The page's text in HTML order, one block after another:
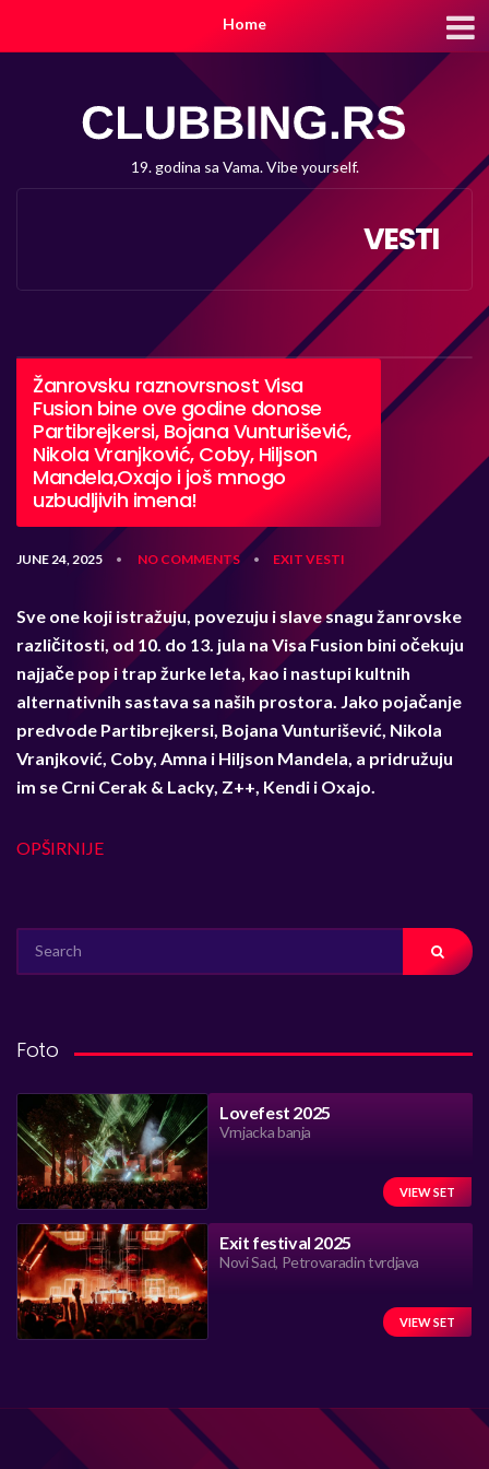
Home
19. godina sa Vama. Vibe yourself.
VESTI
Žanrovsku raznovrsnost Visa
Fusion bine ove godine donose
Partibrejkersi, Bojana Vunturišević,
Nikola Vranjković, Coby, Hiljson
Mandela,Oxajo i još mnogo
uzbudljivih imena!
JUNE 24, 2025 • NO COMMENTS • EXIT VESTI
Sve one koji istražuju, povezuju i slave snagu žanrovske
različitosti, od 10. do 13. jula na Visa Fusion bini očekuju
najjače pop i trap žurke leta, kao i nastupi kultnih
alternativnih sastava sa naših prostora. Jako pojačanje
predvode Partibrejkersi, Bojana Vunturišević, Nikola
Vranjković, Coby, Amna i Hiljson Mandela, a pridružuju
im se Crni Cerak & Lacky, Z++, Kendi i Oxajo.
OPŠIRNIJE
FOR:
Foto
Lovefest 2025
Vrnjacka banja
VIEW SET
Exit festival 2025
Novi Sad, Petrovaradin tvrdjava
VIEW SET